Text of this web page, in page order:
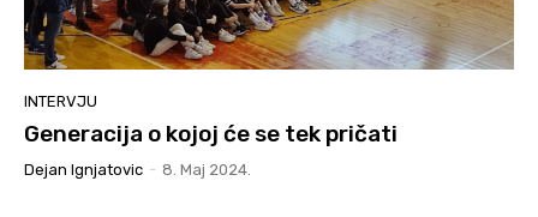
INTERVJU
Generacija o kojoj će se tek pričati
Dejan Ignjatovic - 8. Мај 2024.